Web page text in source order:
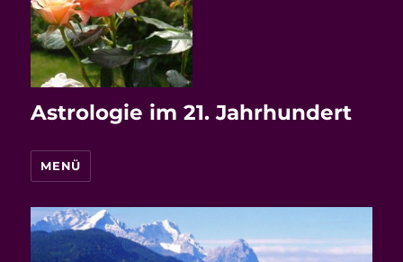
Astrologie im 21. Jahrhundert
MENÜ